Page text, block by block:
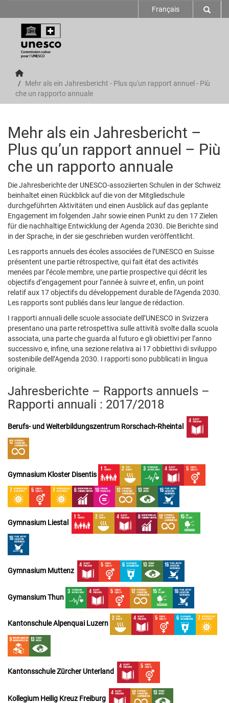
Français
Mehr als ein Jahresbericht - Plus qu'un rapport annuel - Più
che un rapporto annuale
Mehr als ein Jahresbericht –
Plus qu’un rapport annuel – Più
che un rapporto annuale
Die Jahresberichte der UNESCO-assoziierten Schulen in der Schweiz
beinhaltet einen Rückblick auf die von der Mitgliedschule
durchgeführten Aktivitäten und einen Ausblick auf das geplante
Engagement im folgenden Jahr sowie einen Punkt zu den 17 Zielen
für die nachhaltige Entwicklung der Agenda 2030. Die Berichte sind
in der Sprache, in der sie geschrieben wurden veröffentlicht.
Les rapports annuels des écoles associées de l’UNESCO en Suisse
présentent une partie rétrospective, qui fait état des activités
menées par l’école membre, une partie prospective qui décrit les
objectifs d’engagement pour l’année à suivre et, enfin, un point
relatif aux 17 objectifs du développement durable de l’Agenda 2030.
Les rapports sont publiés dans leur langue de rédaction.
I rapporti annuali delle scuole associate dell’UNESCO in Svizzera
presentano una parte retrospettiva sulle attività svolte dalla scuola
associata, una parte che guarda al futuro e gli obiettivi per l’anno
successivo e, infine, una sezione relativa ai 17 obbiettivi di sviluppo
sostenibile dell’Agenda 2030. I rapporti sono pubblicati in lingua
originale.
Jahresberichte – Rapports annuels –
Rapporti annuali : 2017/2018
Berufs- und Weiterbildungszentrum Rorschach-Rheintal
Gymnasium Kloster Disentis
Gymnasium Liestal
Gymnasium Muttenz
Gymansium Thun
Kantonschule Alpenquai Luzern
Kantonsschule Zürcher Unterland
Kollegium Heilig Kreuz Freiburg